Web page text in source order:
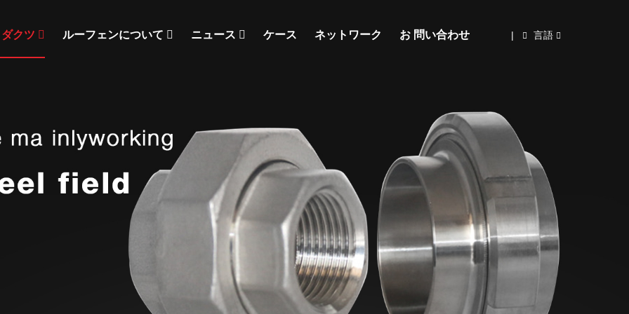
クツ ルーフェンについて ニュース ケース ネットワーク お 問い合わせ | 言語